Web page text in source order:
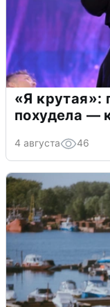
«Я крутая»:
похудела —
4 августа 46